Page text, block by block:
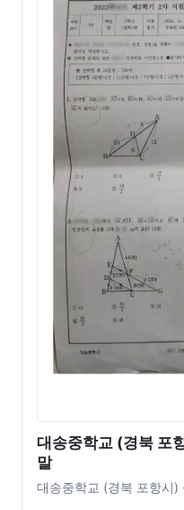
대송중학교 (경북 포
말
대송중학교 (경북 포항시)